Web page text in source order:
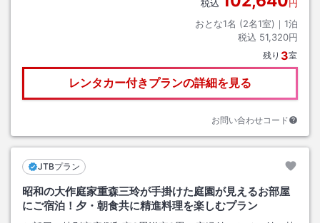
税込
円
おとな1名 (2名1室)｜ 1泊
税込 51,320円
残り 3室
レンタカー付きプランの詳細を見る
お問い合わせコード
JTBプラン
昭和の大作庭家重森三玲が手掛けた庭園が見えるお部屋
にご宿泊！夕・朝食共に精進料理を楽しむプラン